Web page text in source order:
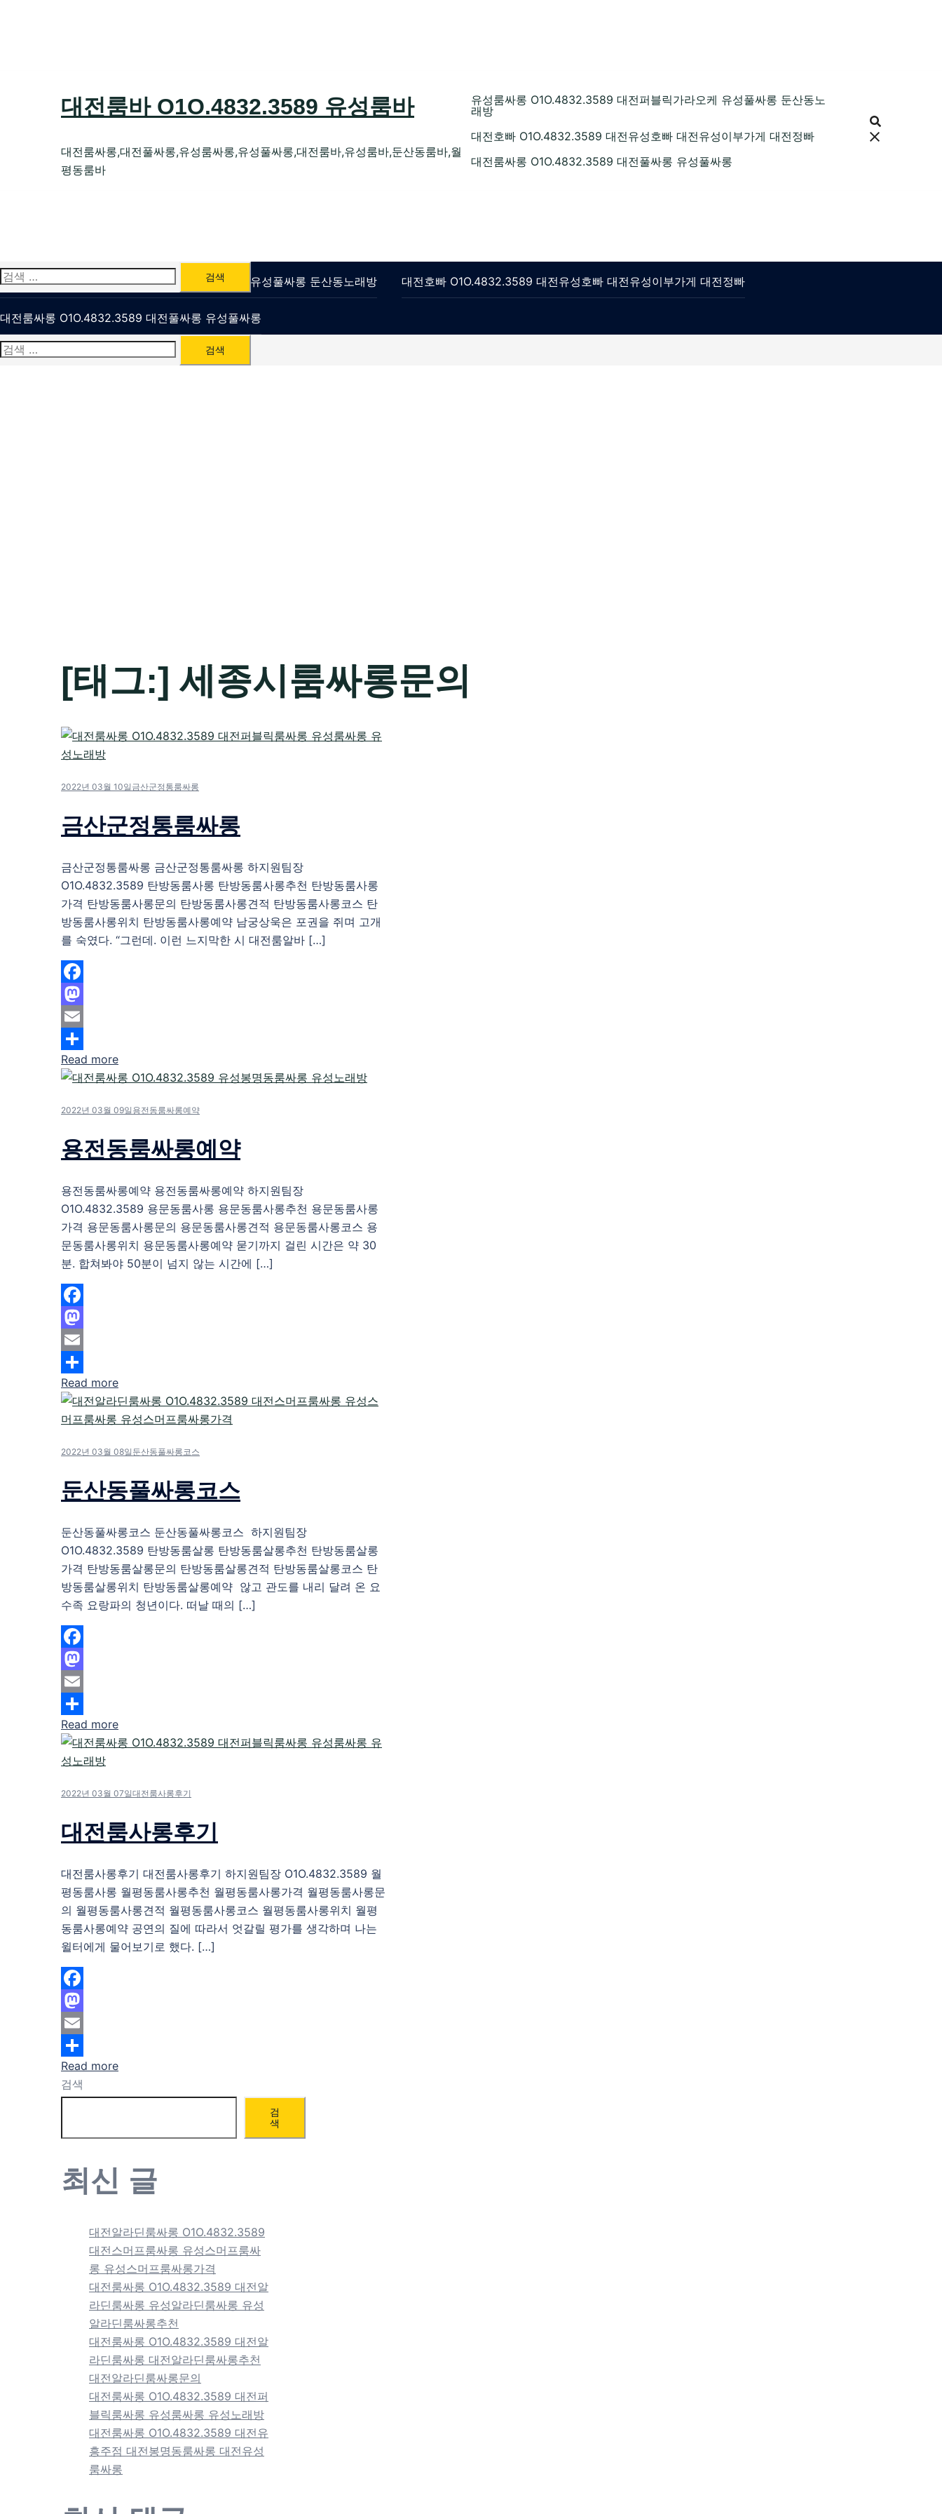
대전룸바 O1O.4832.3589 유성룸바
대전룸싸롱,대전풀싸롱,유성룸싸롱,유성풀싸롱,대전룸바,유성룸바,둔산동룸바,월
평동룸바
유성룸싸롱 O1O.4832.3589 대전퍼블릭가라오케 유성풀싸롱 둔산동노
래방
대전호빠 O1O.4832.3589 대전유성호빠 대전유성이부가게 대전정빠
대전룸싸롱 O1O.4832.3589 대전풀싸롱 유성풀싸롱
검
색:
유성룸싸롱 O1O.4832.3589 대전퍼블릭가라오케 유성풀싸롱 둔산동노래방 대전호빠 O1O.4832.3589 대전유성호빠 대전유성이부가게 대전정빠
대전룸싸롱 O1O.4832.3589 대전풀싸롱 유성풀싸롱
검
[태그:] 세종시룸싸롱문의
2022년 03월 10일 금산군정통룸싸롱
금산군정통룸싸롱
금산군정통룸싸롱 금산군정통룸싸롱 하지원팀장
O1O.4832.3589 탄방동룸사롱 탄방동룸사롱추천 탄방동룸사롱
가격 탄방동룸사롱문의 탄방동룸사롱견적 탄방동룸사롱코스 탄
방동룸사롱위치 탄방동룸사롱예약 남궁상욱은 포권을 쥐며 고개
를 숙였다. “그런데. 이런 느지막한 시 대전룸알바 […]
Facebook
Mastodon
Email
Share
Read more
2022년 03월 09일 용전동룸싸롱예약
용전동룸싸롱예약
용전동룸싸롱예약 용전동룸싸롱예약 하지원팀장
O1O.4832.3589 용문동룸사롱 용문동룸사롱추천 용문동룸사롱
가격 용문동룸사롱문의 용문동룸사롱견적 용문동룸사롱코스 용
문동룸사롱위치 용문동룸사롱예약 묻기까지 걸린 시간은 약 30
분. 합쳐봐야 50분이 넘지 않는 시간에 […]
Facebook
Mastodon
Email
Share
Read more
2022년 03월 08일 둔산동풀싸롱코스
둔산동풀싸롱코스
둔산동풀싸롱코스 둔산동풀싸롱코스 하지원팀장
O1O.4832.3589 탄방동룸살롱 탄방동룸살롱추천 탄방동룸살롱
가격 탄방동룸살롱문의 탄방동룸살롱견적 탄방동룸살롱코스 탄
방동룸살롱위치 탄방동룸살롱예약 않고 관도를 내리 달려 온 요
수족 요랑파의 청년이다. 떠날 때의 […]
Facebook
Mastodon
Email
Share
Read more
2022년 03월 07일대전룸사롱후기
대전룸사롱후기
대전룸사롱후기 대전룸사롱후기 하지원팀장 O1O.4832.3589 월
평동룸사롱 월평동룸사롱추천 월평동룸사롱가격 월평동룸사롱문
의 월평동룸사롱견적 월평동룸사롱코스 월평동룸사롱위치 월평
동룸사롱예약 공연의 질에 따라서 엇갈릴 평가를 생각하며 나는
윌터에게 물어보기로 했다. […]
Facebook
Mastodon
Email
Share
Read more
검색
검
색
최신 글
대전알라딘룸싸롱 O1O.4832.3589
대전스머프룸싸롱 유성스머프룸싸
롱 유성스머프룸싸롱가격
대전룸싸롱 O1O.4832.3589 대전알
라딘룸싸롱 유성알라딘룸싸롱 유성
알라딘룸싸롱추천
대전룸싸롱 O1O.4832.3589 대전알
라딘룸싸롱 대전알라딘룸싸롱추천
대전알라딘룸싸롱문의
대전룸싸롱 O1O.4832.3589 대전퍼
블릭룸싸롱 유성룸싸롱 유성노래방
대전룸싸롱 O1O.4832.3589 대전유
흥주점 대전봉명동룸싸롱 대전유성
룸싸롱